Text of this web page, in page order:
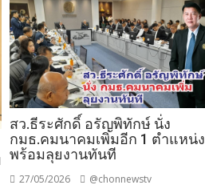
สว.ธีระศักดิ์ อรัญพิทักษ์ นั่ง
กมธ.คมนาคมเพิ่มอีก 1 ตำแหน่ง
พร้อมลุยงานทันที
27/05/2026 @chonnewstv